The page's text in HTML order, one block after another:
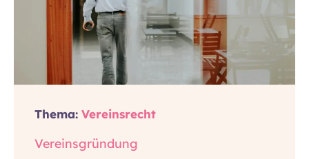
Thema: Vereinsrecht
Vereinsgründung